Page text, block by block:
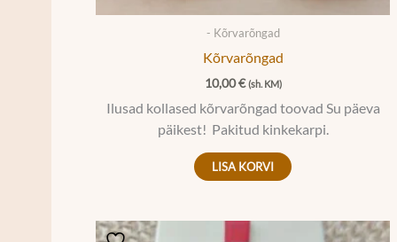
- Kõrvarõngad
Kõrvarõngad
10,00€ (sh. KM)
Ilusad kollased kõrvarõngad toovad Su päeva
päikest! Pakitud kinkekarpi.
LISA KORVI